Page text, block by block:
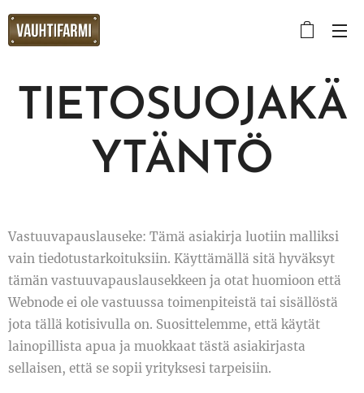
TIETOSUOJAKÄ
YTÄNTÖ
Vastuuvapauslauseke: Tämä asiakirja luotiin malliksi
vain tiedotustarkoituksiin. Käyttämällä sitä hyväksyt
tämän vastuuvapauslausekkeen ja otat huomioon että
Webnode ei ole vastuussa toimenpiteistä tai sisällöstä
jota tällä kotisivulla on. Suosittelemme, että käytät
lainopillista apua ja muokkaat tästä asiakirjasta
sellaisen, että se sopii yrityksesi tarpeisiin.